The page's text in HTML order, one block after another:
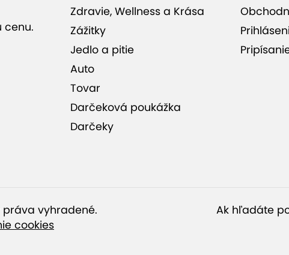
cenu.
Zdravie, Wellness a Krása
Zážitky
Jedlo a pitie
Auto
Tovar
Darčeková poukážka
Darčeky
práva vyhradené.
cookies
Ak hľadáte